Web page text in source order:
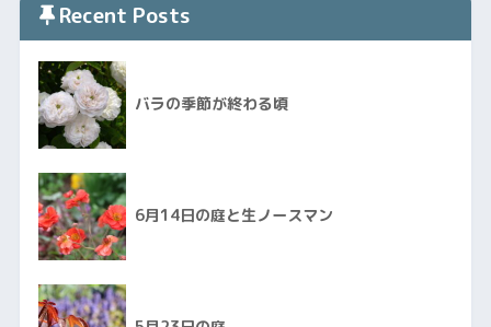
Recent Posts
バラの季節が終わる頃
6月14日の庭と生ノースマン